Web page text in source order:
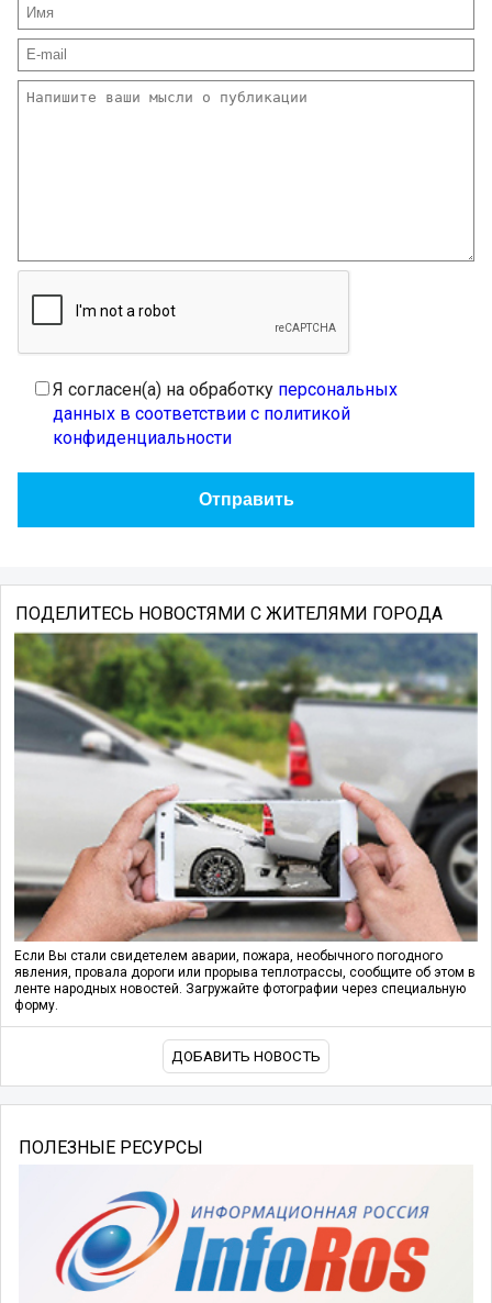
Я согласен(а) на обработку персональных
данных в соответствии с политикой
конфиденциальности
ПОДЕЛИТЕСЬ НОВОСТЯМИ С ЖИТЕЛЯМИ ГОРОДА
Если Вы стали свидетелем аварии, пожара, необычного погодного
явления, провала дороги или прорыва теплотрассы, сообщите об этом в
ленте народных новостей. Загружайте фотографии через специальную
форму.
ДОБАВИТЬ НОВОСТЬ
ПОЛЕЗНЫЕ РЕСУРСЫ